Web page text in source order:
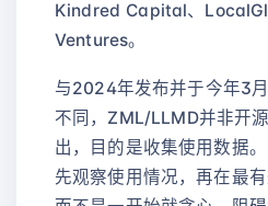
Kindred Capital、
Ventures。
与2024年发布并于今年3
不同，ZML/LLMD并非开
出，目的是收集使用数据
先观察使用情况，再在最